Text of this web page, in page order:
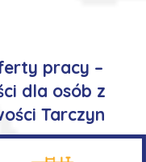
pracy –
dla osób z
Tarczyn